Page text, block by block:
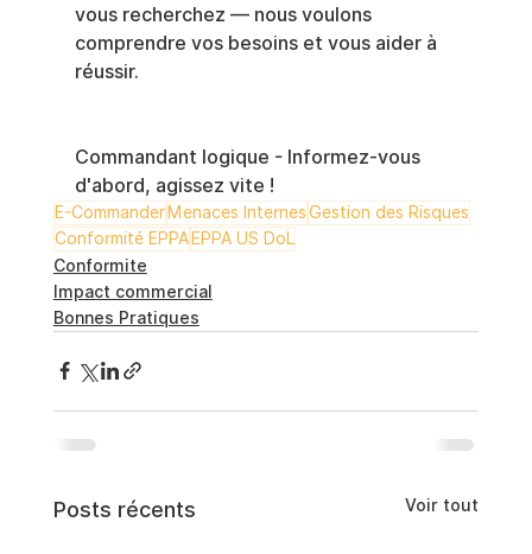
vous recherchez — nous voulons
comprendre vos besoins et vous aider à
réussir.
Commandant logique - Informez-vous
d'abord, agissez vite !
E-Commander Menaces InternesGestion des Risques
Conformité EPPA EPPA US DoL
Conformite
Impact commercial
Bonnes Pratiques
Posts récents Voir tout